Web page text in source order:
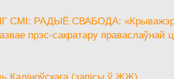
СМІ: РАДЫЁ СВАБОДА:
прэс-сакратару праваслаўнай
Каліноўскага (запісы ў ЖЖ)